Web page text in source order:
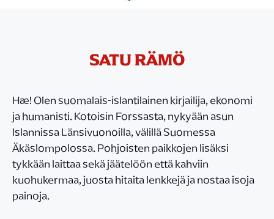
SATU RÄMÖ
Hæ! Olen suomalais-islantilainen kirjailija, ekonomi
ja humanisti. Kotoisin Forssasta, nykyään asun
Islannissa Länsivuonoilla, välillä Suomessa
Äkäslompolossa. Pohjoisten paikkojen lisäksi
tykkään laittaa sekä jäätelöön että kahviin
kuohukermaa, juosta hitaita lenkkejä ja nostaa isoja
painoja.